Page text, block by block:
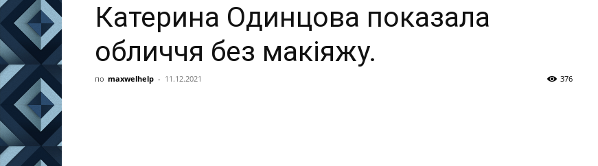
Катерина Одинцова показала
обличчя без макіяжу.
по maxwelhelp - 11.12.2021 376